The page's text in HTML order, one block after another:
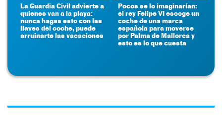
La Guardia Civil advierte a
quienes van a la playa:
nunca hagas esto con las
llaves del coche, puede
arruinarte las vacaciones
Pocos se lo imaginarían:
el rey Felipe VI escoge un
coche de una marca
española para moverse
por Palma de Mallorca y
esto es lo que cuesta